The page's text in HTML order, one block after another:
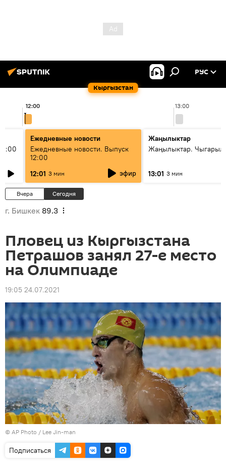
Кыргызстан
РУС
13:00
12:00
Ежедневные новости
Ежедневные новости. Выпуск
12:00
12:01 3 мин эфир
Жаңылыктар
Жаңылыктар.
13:01 3 мин
Вчера Сегодня
г. Бишкек 89.3
Пловец из Кыргызстана
Петрашов занял 27-е место
на Олимпиаде
19:05 24.07.2021
© AP Photo / Lee Jin-man
Подписаться